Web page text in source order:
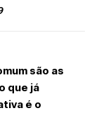
são as
que já
é o